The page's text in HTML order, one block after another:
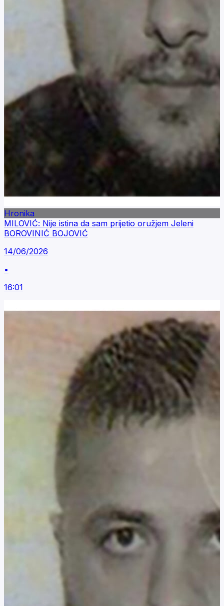
Hronika
MILOVIĆ: Nije istina da sam prijetio oružjem Jeleni
BOROVINIĆ BOJOVIĆ
14/06/2026
•
16:01